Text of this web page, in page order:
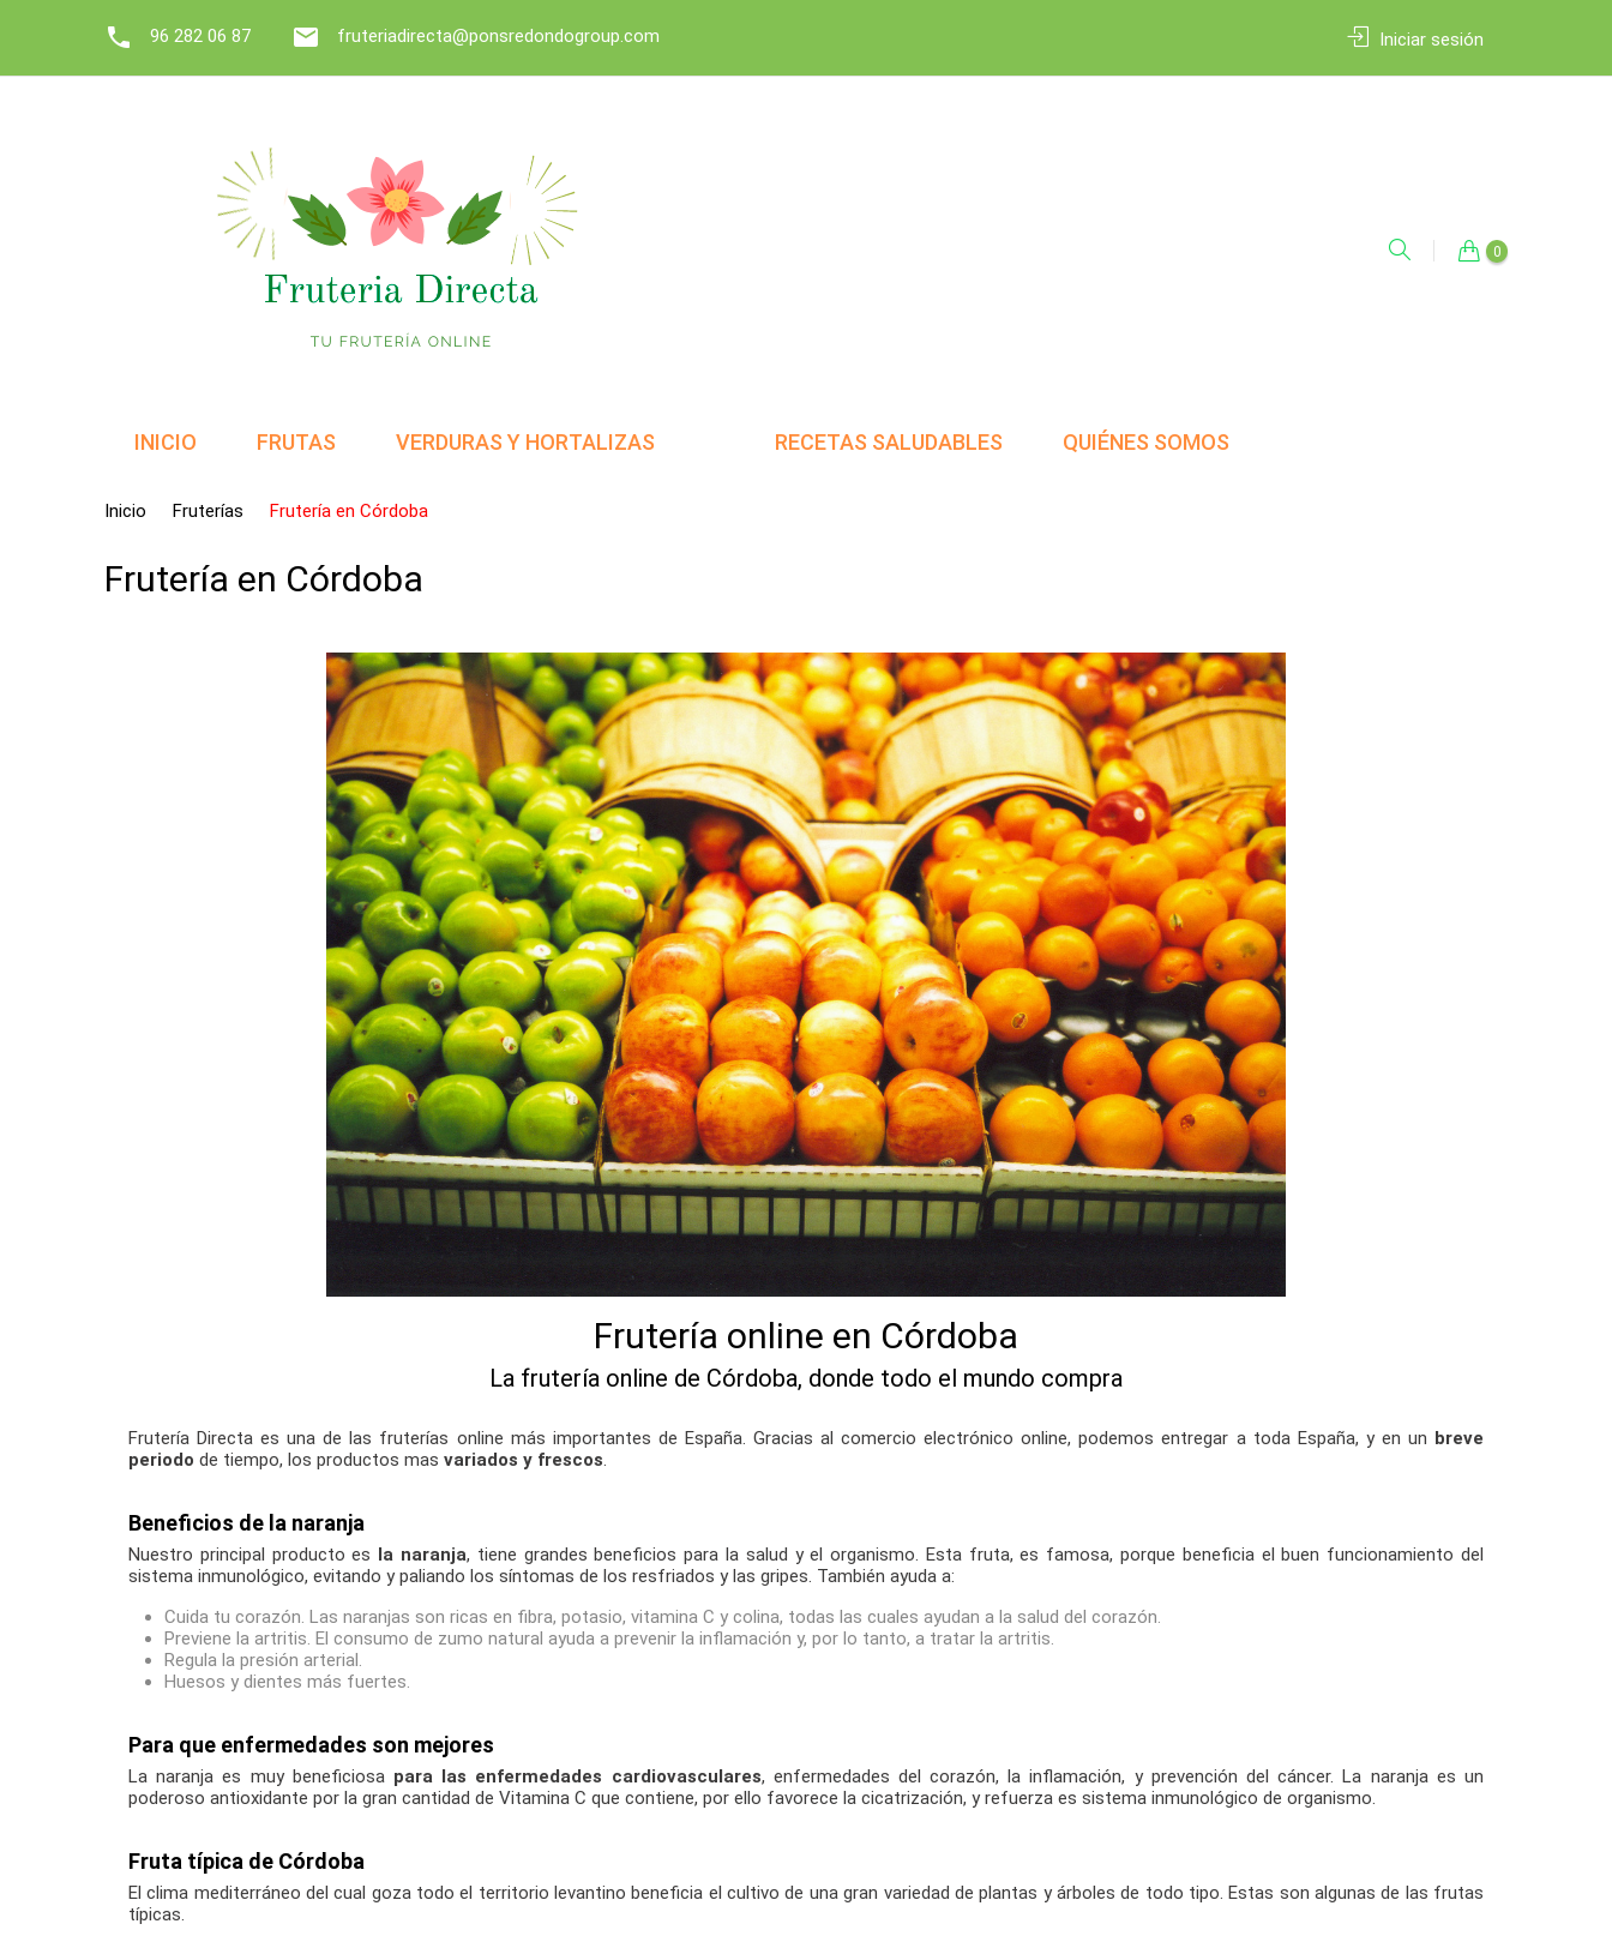
 96 282 06 87  fruteriadirecta@ponsredondogroup.com Iniciar sesión
0
INICIO FRUTAS VERDURAS Y HORTALIZAS RECETAS SALUDABLES QUIÉNES SOMOS
Inicio Fruterías Frutería en Córdoba
Frutería en Córdoba
Frutería online en Córdoba
La frutería online de Córdoba, donde todo el mundo compra
Frutería Directa es una de las fruterías online más importantes de España. Gracias al comercio electrónico online, podemos entregar a toda España, y en un breve
periodo de tiempo, los productos mas variados y frescos.
Beneficios de la naranja
Nuestro principal producto es la naranja, tiene grandes beneficios para la salud y el organismo. Esta fruta, es famosa, porque beneficia el buen funcionamiento del
sistema inmunológico, evitando y paliando los síntomas de los resfriados y las gripes. También ayuda a:
Cuida tu corazón. Las naranjas son ricas en fibra, potasio, vitamina C y colina, todas las cuales ayudan a la salud del corazón.
Previene la artritis. El consumo de zumo natural ayuda a prevenir la inflamación y, por lo tanto, a tratar la artritis.
Regula la presión arterial.
Huesos y dientes más fuertes.
Para que enfermedades son mejores
La naranja es muy beneficiosa para las enfermedades cardiovasculares, enfermedades del corazón, la inflamación, y prevención del cáncer. La naranja es un
poderoso antioxidante por la gran cantidad de Vitamina C que contiene, por ello favorece la cicatrización, y refuerza es sistema inmunológico de organismo.
Fruta típica de Córdoba
El clima mediterráneo del cual goza todo el territorio levantino beneficia el cultivo de una gran variedad de plantas y árboles de todo tipo. Estas son algunas de las frutas
típicas.